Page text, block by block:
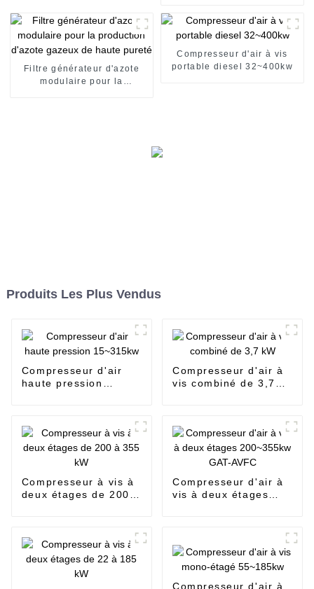
Filtre générateur d'azote
modulaire pour la
Compresseur d'air à vis
portable diesel 32~400kw
Produits Les Plus Vendus
Compresseur d'air
haute pression
Compresseur d'air à
vis combiné de 3,7
Compresseur à vis à
deux étages de 200 à
Compresseur d'air à
vis à deux étages
Compresseur d'air à